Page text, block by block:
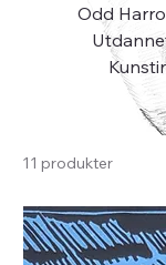
Odd
og
verdige
første
11 produkter